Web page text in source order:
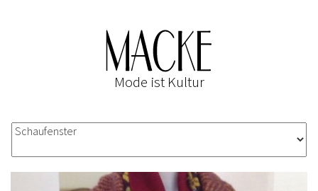
Mode ist Kultur